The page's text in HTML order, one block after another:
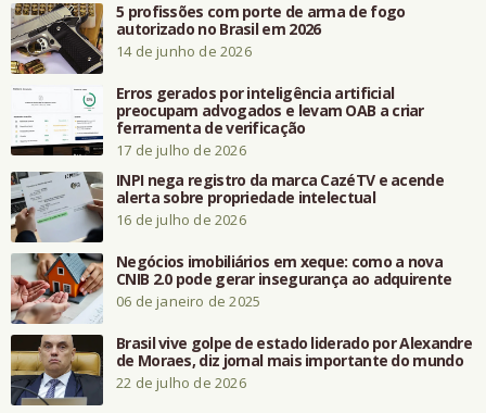
5 profissões com porte de arma de fogo
autorizado no Brasil em 2026
14 de junho de 2026
Erros gerados por inteligência artificial
preocupam advogados e levam OAB a criar
ferramenta de verificação
17 de julho de 2026
INPI nega registro da marca CazéTV e acende
alerta sobre propriedade intelectual
16 de julho de 2026
Negócios imobiliários em xeque: como a nova
CNIB 2.0 pode gerar insegurança ao adquirente
06 de janeiro de 2025
Brasil vive golpe de estado liderado por Alexandre
de Moraes, diz jornal mais importante do mundo
22 de julho de 2026